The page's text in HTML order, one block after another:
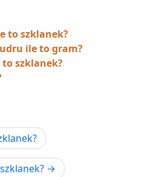
to szklanek?
ile to gram?
szklanek?